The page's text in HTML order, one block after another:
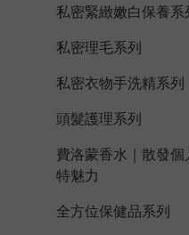
私密緊緻嫩白保養系
私密理毛系列
私密衣物手洗精系列
頭髮護理系列
費洛蒙香水｜散發個
特魅力
全方位保健品系列